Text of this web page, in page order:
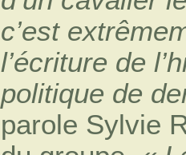
c’est
l’écriture de
politique de
parole Sylvie